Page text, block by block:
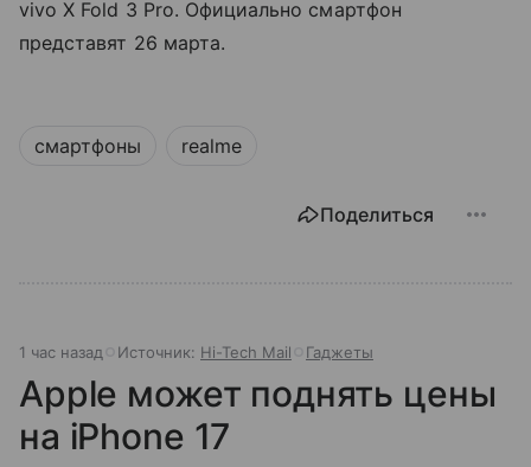
vivo X Fold 3 Pro. Официально смартфон
представят 26 марта.
смартфоны realme
Поделиться
1 час назад Источник: Hi-Tech Mail Гаджеты
Apple может поднять цены
на iPhone 17